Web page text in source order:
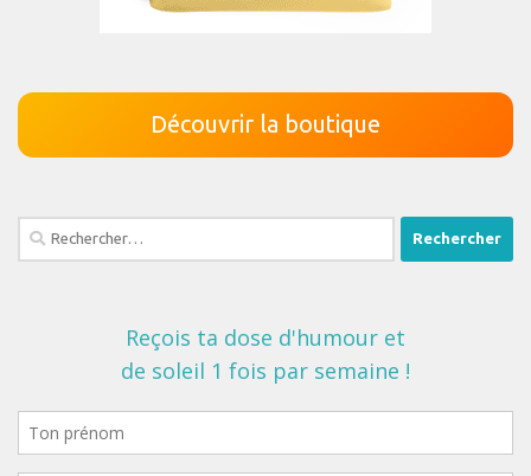
Découvrir la boutique
Rechercher :